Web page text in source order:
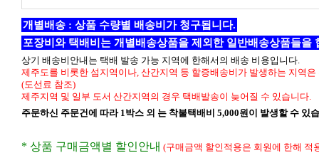
개별배송 : 상품 수량별 배송비가 청구됩니다.
포장비와 택배비는 개별배송상품을 제외한 일반배송상품들을
상기 배송비안내는 택배 발송 가능 지역에 한해서의 배송 비용입니다.
제주도를 비롯한 섬지역이나, 산간지역 등 할증배송비가 발생하는 지역
(도선료 참조)
제주지역 및 일부 도서 산간지역의 경우 택배발송이 늦어질 수 있습니다.
주문하신 주문건에 따라 1박스 외 는 착불택배비 5,000원이 발생할 수 있
* 상품 구매금액별 할인안내 (구매금액 할인적용은 회원에 한해 적